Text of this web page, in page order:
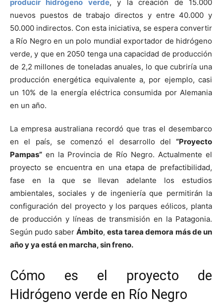
producir hidrógeno verde, y la creación de 15.000
nuevos puestos de trabajo directos y entre 40.000 y
50.000 indirectos. Con esta iniciativa, se espera convertir
a Río Negro en un polo mundial exportador de hidrógeno
verde, y que en 2050 tenga una capacidad de producción
de 2,2 millones de toneladas anuales, lo que cubriría una
producción energética equivalente a, por ejemplo, casi
un 10% de la energía eléctrica consumida por Alemania
en un año.
La empresa australiana recordó que tras el desembarco
en el país, se comenzó el desarrollo del “Proyecto
Pampas” en la Provincia de Río Negro. Actualmente el
proyecto se encuentra en una etapa de prefactibilidad,
fase en la que se llevan adelante los estudios
ambientales, sociales y de ingeniería que permitirán la
configuración del proyecto y los parques eólicos, planta
de producción y líneas de transmisión en la Patagonia.
Según pudo saber Ámbito, esta tarea demora más de un
año y ya está en marcha, sin freno.
Cómo es el proyecto de
Hidrógeno verde en Río Negro